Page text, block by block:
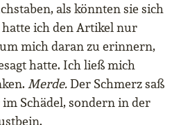
als könnten sie sich
ich den Artikel nur
mich daran zu erinnern,
hatte. Ich ließ mich
Merde.Der Schmerz saß
Schädel, sondern in der